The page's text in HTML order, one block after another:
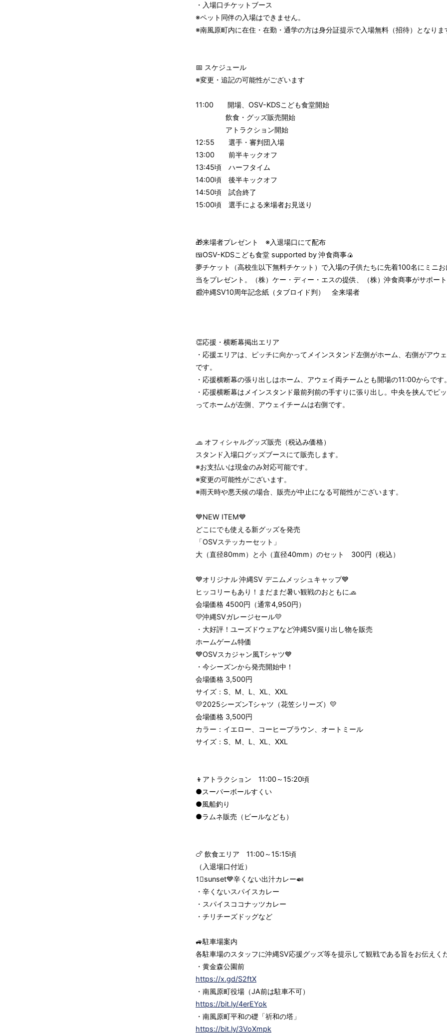
・入場口チケットブース
※ペット同伴の入場はできません。
※南風原町内に在住・在勤・通学の方は身分証提示で入場無料（招待）となりま
📅 スケジュール
※変更・追記の可能性がございます
11:00 開場、OSV-KDSこども食堂開始
飲食・グッズ販売開始
アトラクション開始
12:55 選手・審判団入場
13:00 前半キックオフ
13:45頃 ハーフタイム
14:00頃 後半キックオフ
14:50頃 試合終了
15:00頃 選手による来場者お見送り
🎁来場者プレゼント ※入退場口にて配布
🍱OSV-KDSこども食堂 supported by 沖食商事🍙
夢チケット（高校生以下無料チケット）で入場の子供たちに先着100名にミニ
当をプレゼント。（株）ケー・ディー・エスの提供、（株）沖食商事がサポー
📰沖縄SV10周年記念紙（タブロイド判） 全来場者
👏応援・横断幕掲出エリア
・応援エリアは、ピッチに向かってメインスタンド左側がホーム、右側がアウ
です。
・応援横断幕の張り出しはホーム、アウェイ両チームとも開場の11:00からです
・応援横断幕はメインスタンド最前列前の手すりに張り出し。中央を挟んでピ
ってホームが左側、アウェイチームは右側です。
🧢 オフィシャルグッズ販売（税込み価格）
スタンド入場口グッズブースにて販売します。
※お支払いは現金のみ対応可能です。
※変更の可能性がございます。
※雨天時や悪天候の場合、販売が中止になる可能性がございます。
💙NEW ITEM💙
どこにでも使える新グッズを発売
「OSVステッカーセット」
大（直径80mm）と小（直径40mm）のセット 300円（税込）
💙オリジナル 沖縄SV デニムメッシュキャップ💙
ヒッコリーもあり！まだまだ暑い観戦のおともに🧢
会場価格 4500円（通常4,950円）
💛沖縄SVガレージセール💛
・大好評！ユーズドウェアなど沖縄SV掘り出し物を販売
ホームゲーム特価
💙OSVスカジャン風Tシャツ💙
・今シーズンから発売開始中！
会場価格 3,500円
サイズ：S、M、L、XL、XXL
💛2025シーズンTシャツ（花笠シリーズ）💛
会場価格 3,500円
カラー：イエロー、コーヒーブラウン、オートミール
サイズ：S、M、L、XL、XXL
👦アトラクション 11:00～15:20頃
●スーパーボールすくい
●風船釣り
●ラムネ販売（ビールなども）
🍗 飲食エリア 11:00～15:15頃
（入退場口付近）
1⃣sunset💙辛くない出汁カレー🍛
・辛くないスパイスカレー
・スパイスココナッツカレー
・チリチーズドッグなど
🚙駐車場案内
各駐車場のスタッフに沖縄SV応援グッズ等を提示して観戦である旨をお伝えく
・黄金森公園前
https://x.gd/S2ftX
・南風原町役場（JA前は駐車不可）
https://bit.ly/4erEYok
・南風原町平和の礎「祈和の塔」
https://bit.ly/3VoXmpk